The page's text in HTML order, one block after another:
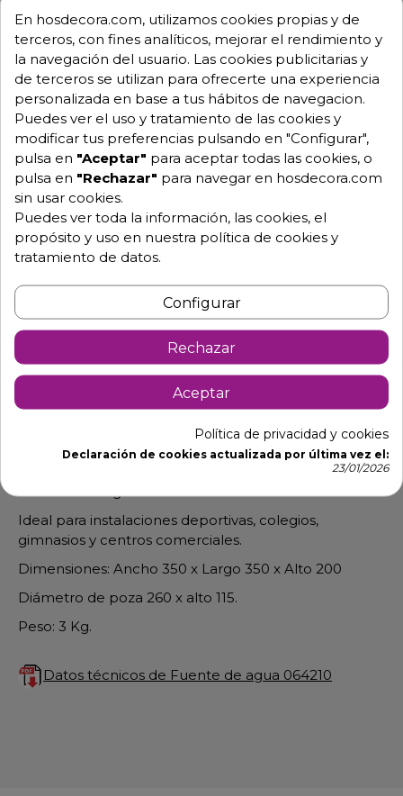
Garantía mínima de 1 año.
Pago 100% seguro.
Consulta tus dudas con nosotros.
976 25 59 91
info@hosdecora.com
Hablemos
Pide tu presupuesto
Detalles de producto
Fuente de Agua 064210
Surtidor mural para colgar en esquina de pared
Ideal para instalaciones deportivas, colegios,
gimnasios y centros comerciales.
Dimensiones: Ancho 350 x Largo 350 x Alto 200
Diámetro de poza 260 x alto 115.
Peso: 3 Kg.
Datos técnicos de Fuente de agua 064210
En hosdecora.com, utilizamos cookies propias y de
terceros, con fines analíticos, mejorar el rendimiento y
la navegación del usuario. Las cookies publicitarias y
de terceros se utilizan para ofrecerte una experiencia
personalizada en base a tus hábitos de navegacion.
Puedes ver el uso y tratamiento de las cookies y
modificar tus preferencias pulsando en "Configurar",
pulsa en "Aceptar" para aceptar todas las cookies, o
pulsa en "Rechazar" para navegar en hosdecora.com
sin usar cookies.
Puedes ver toda la información, las cookies, el
propósito y uso en nuestra política de cookies y
tratamiento de datos.
Configurar
Rechazar
Aceptar
Política de privacidad y cookies
Declaración de cookies actualizada por última vez el:
23/01/2026